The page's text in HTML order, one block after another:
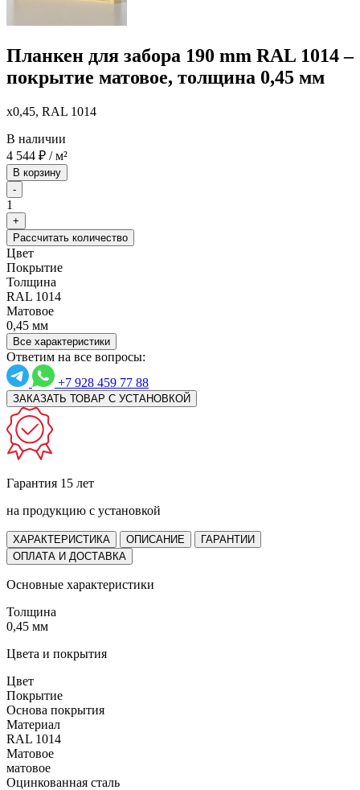
Планкен для забора 190 mm RAL 1014 –
покрытие матовое, толщина 0,45 мм
x0,45, RAL 1014
В наличии
4 544 ₽ / м²
В корзину
-
1
+
Рассчитать количество
Цвет
Покрытие
Толщина
RAL 1014
Матовое
0,45 мм
Все характеристики
Ответим на все вопросы:
+7 928 459 77 88
ЗАКАЗАТЬ ТОВАР С УСТАНОВКОЙ
Гарантия 15 лет
на продукцию с установкой
ХАРАКТЕРИСТИКА ОПИСАНИЕ
ГАРАНТИИ
ОПЛАТА И ДОСТАВКА
Основные характеристики
Толщина
0,45 мм
Цвета и покрытия
Цвет
Покрытие
Основа покрытия
Материал
RAL 1014
Матовое
матовое
Оцинкованная сталь